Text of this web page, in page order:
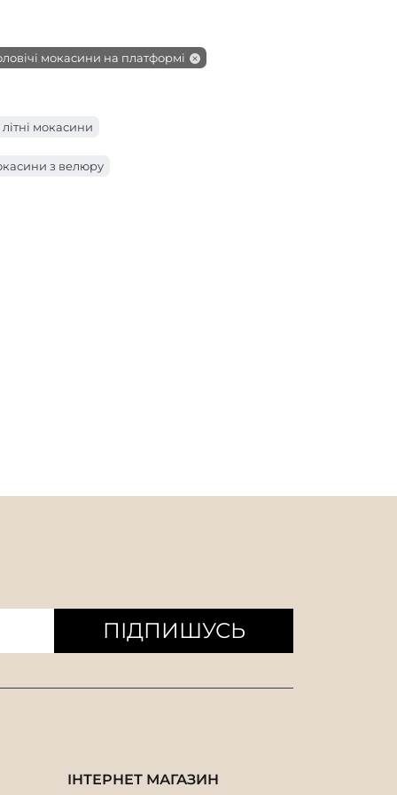
мокасини на платформі
літні мокасини
з велюру
ПІДПИШУСЬ
ІНТЕРНЕТ МАГАЗИН